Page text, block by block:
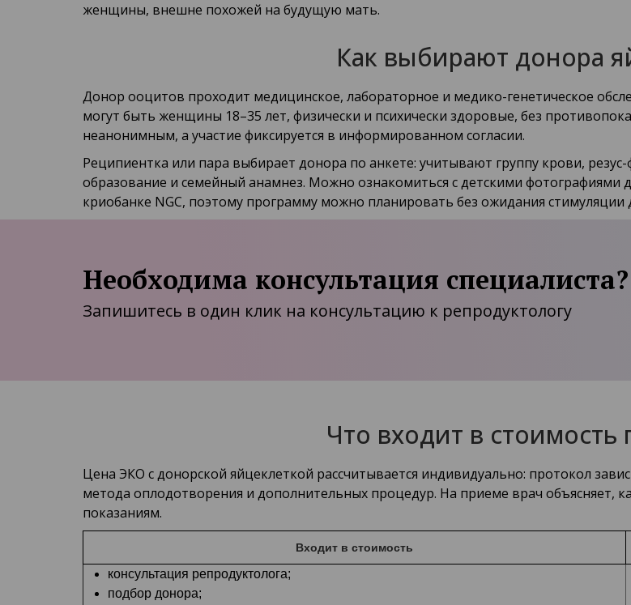
женщины, внешне похожей на будущую мать.
Как выбирают донора
Донор ооцитов проходит медицинское, лабораторное и медико-генетическое
могут быть женщины 18–35 лет, физически и психически здоровые, без
неанонимным, а участие фиксируется в информированном согласии.
Реципиентка или пара выбирает донора по анкете: учитывают группу крови,
образование и семейный анамнез. Можно ознакомиться с детскими
криобанке NGC, поэтому программу можно планировать без ожидания стимуляции
Необходима консультация специалиста?
Запишитесь в один клик на консультацию к репродуктологу
Что входит в
Цена ЭКО с донорской яйцеклеткой рассчитывается индивидуально: протокол
метода оплодотворения и дополнительных процедур. На приеме врач объясняет,
показаниям.
Входит в стоимость
консультация репродуктолога;
подбор донора;